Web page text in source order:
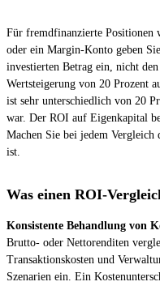
Für fremdfinanzierte Positionen
oder ein Margin-Konto geben
investierten Betrag ein, nicht
Wertsteigerung von 20 Prozent
ist sehr unterschiedlich von 20
war. Der ROI auf Eigenkapital
Machen Sie bei jedem Vergleich
ist.
Was einen ROI-
Konsistente Behandlung von
Brutto- oder Nettorenditen
Transaktionskosten und
Szenarien ein. Ein